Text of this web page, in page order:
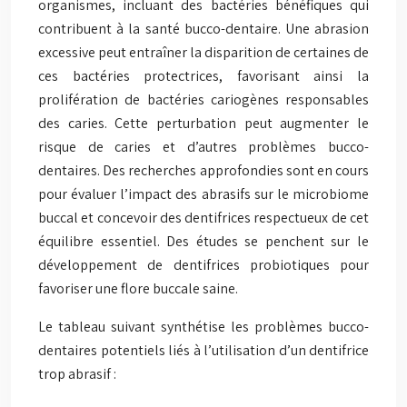
organismes, incluant des bactéries bénéfiques qui
contribuent à la santé bucco-dentaire. Une abrasion
excessive peut entraîner la disparition de certaines de
ces bactéries protectrices, favorisant ainsi la
prolifération de bactéries cariogènes responsables
des caries. Cette perturbation peut augmenter le
risque de caries et d’autres problèmes bucco-
dentaires. Des recherches approfondies sont en cours
pour évaluer l’impact des abrasifs sur le microbiome
buccal et concevoir des dentifrices respectueux de cet
équilibre essentiel. Des études se penchent sur le
développement de dentifrices probiotiques pour
favoriser une flore buccale saine.
Le tableau suivant synthétise les problèmes bucco-
dentaires potentiels liés à l’utilisation d’un dentifrice
trop abrasif :